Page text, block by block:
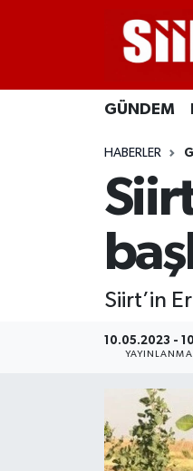
GÜNDEM
HABERLER
Siirt’in
10.05.2023 -
YAYINLANMA
SİYASET
EKONOMİ
İLÇELER
KÜLTÜR-SANAT
SAĞLIK-YAŞAM
Siirt Nöbetçi
Siirt Hava Durumu
Siirt Namaz
Siirt Trafik
Süper Lig Puan
Tüm Manşetler
Son Dakika